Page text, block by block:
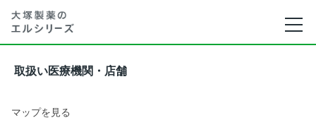
取扱い医療機関・店舗
マップを見る